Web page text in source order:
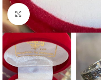
Click to enlarge